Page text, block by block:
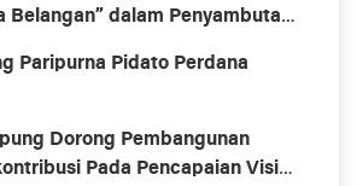
Belangan” dalam Penyambutan
Paripurna Pidato Perdana
Dorong Pembangunan
Pada Pencapaian Visi